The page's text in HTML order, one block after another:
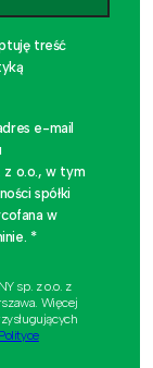
treść
e-mail
z o.o., w tym
spółki
w
*
sp. z o.o. z
Więcej
Polityce